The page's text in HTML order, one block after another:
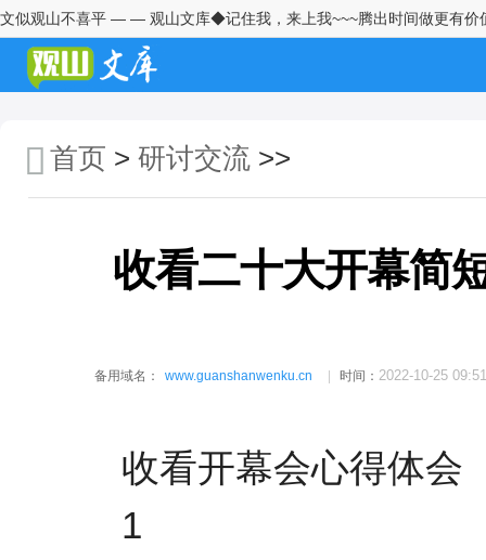
文似观山不喜平 — — 观山文库◆记住我，来上我~~~腾出时间做更有价
首页 > 研讨交流 >>
收看二十大开幕简
备用域名： www.guanshanwenku.cn 时间： 2022-10-25
收看开幕会心得体会
1
学习2026年中央一号文件精神心
得体会2
深学细悟强担当实干笃行建新功
——学习习近平总书记两会重要
安全管理工作典型交流材料
学习中央经济工作会议精神心得